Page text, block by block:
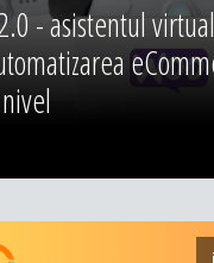
- asistentul